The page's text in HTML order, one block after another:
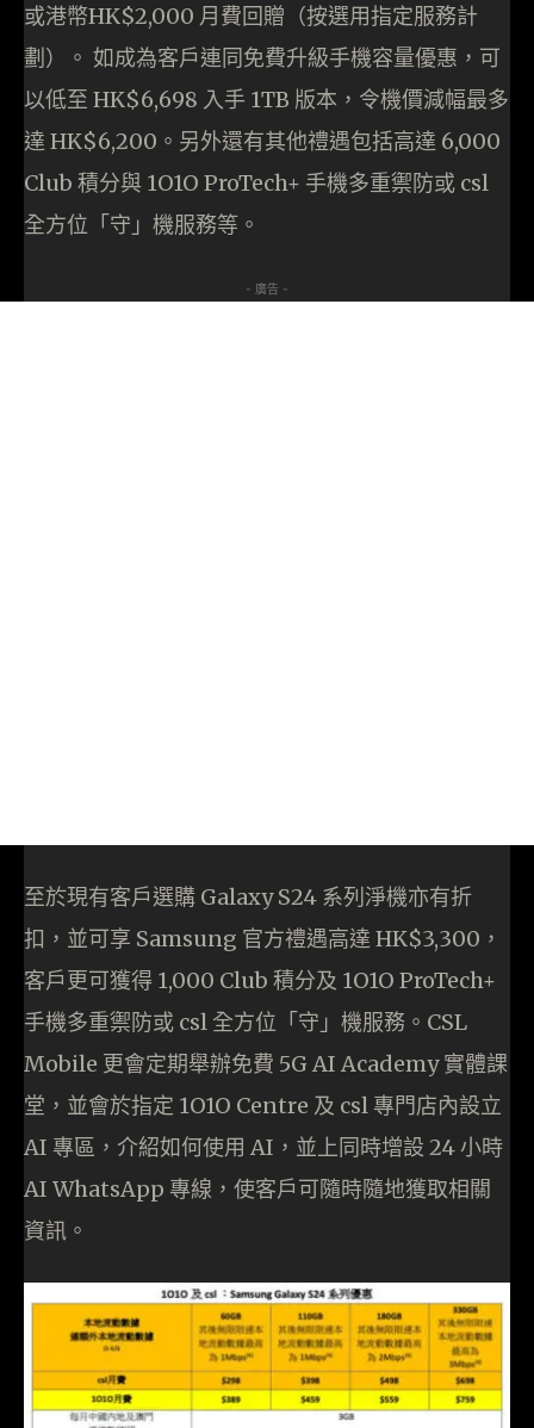
或港幣HK$2,000 月費回贈（按選用指定服務計
劃）。 如成為客戶連同免費升級手機容量優惠，可
以低至 HK$6,698 入手 1TB 版本，令機價減幅最多
達 HK$6,200。另外還有其他禮遇包括高達 6,000
Club 積分與 1O1O ProTech+ 手機多重禦防或 csl
全方位「守」機服務等。
- 廣告 -
至於現有客戶選購 Galaxy S24 系列淨機亦有折
扣，並可享 Samsung 官方禮遇高達 HK$3,300，
客戶更可獲得 1,000 Club 積分及 1O1O ProTech+
手機多重禦防或 csl 全方位「守」機服務。CSL
Mobile 更會定期舉辦免費 5G AI Academy 實體課
堂，並會於指定 1O1O Centre 及 csl 專門店內設立
AI 專區，介紹如何使用 AI，並上同時增設 24 小時
AI WhatsApp 專線，使客戶可隨時隨地獲取相關
資訊。